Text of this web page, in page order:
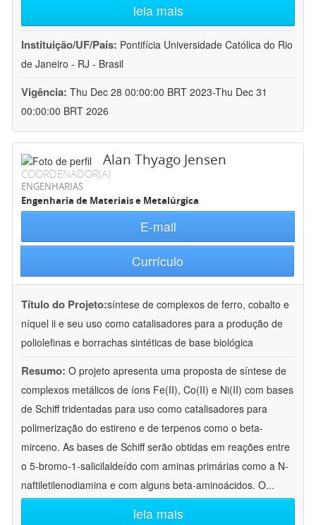
leia mais
Instituição/UF/País: Pontifícia Universidade Católica do Rio
de Janeiro - RJ - Brasil
Vigência: Thu Dec 28 00:00:00 BRT 2023-Thu Dec 31
00:00:00 BRT 2026
Alan Thyago Jensen
COORDENADOR(A)
ENGENHARIAS
Engenharia de Materiais e Metalúrgica
E-mail
Currículo
Título do Projeto:síntese de complexos de ferro, cobalto e
níquel ii e seu uso como catalisadores para a produção de
poliolefinas e borrachas sintéticas de base biológica
Resumo: O projeto apresenta uma proposta de síntese de
complexos metálicos de íons Fe(II), Co(II) e Ni(II) com bases
de Schiff tridentadas para uso como catalisadores para
polimerização do estireno e de terpenos como o beta-
mirceno. As bases de Schiff serão obtidas em reações entre
o 5-bromo-1-salicilaldeído com aminas primárias como a N-
naftiletilenodiamina e com alguns beta-aminoácidos. O...
leia mais